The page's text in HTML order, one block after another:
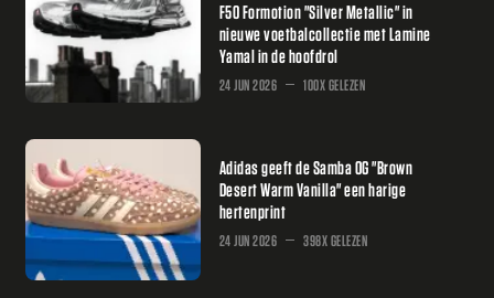
F50 Formotion "Silver Metallic" in
nieuwe voetbalcollectie met Lamine
Yamal in de hoofdrol
24 JUN 2026 100X GELEZEN
Adidas geeft de Samba OG "Brown
Desert Warm Vanilla" een harige
hertenprint
24 JUN 2026 398X GELEZEN